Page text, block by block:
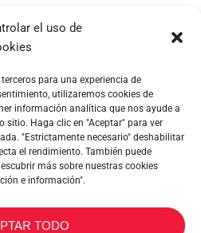
el uso de
para una experiencia de
utilizaremos cookies de
información analítica que nos ayude a
sitio. Haga clic en "Aceptar" para ver
"Estrictamente necesario" deshabilitar
el rendimiento. También puede
más sobre nuestras cookies
e información".
TODO
2023 Powered by Ticyweb